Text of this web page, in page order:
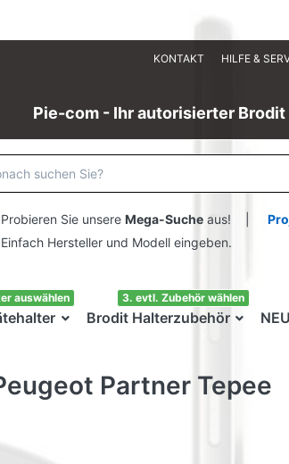
KONTAKT HILFE &
Pie-com - Ihr autorisierter
Probieren Sie unsere Mega-Sucheaus! |
Hersteller und Modell eingeben.
auswählen
Brodit Halterzubehör
3. evtl. Zubehör wählen
NEU
Partner Tepee